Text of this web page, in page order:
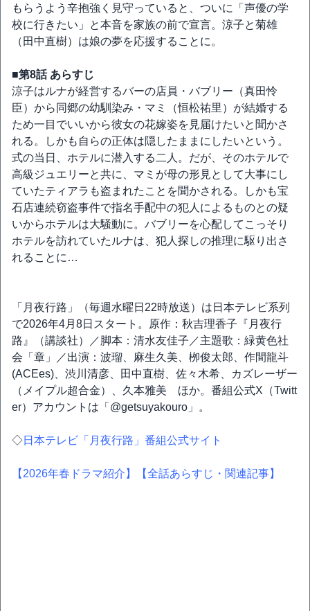
もらうよう辛抱強く見守っていると、ついに「声優の学
校に行きたい」と本音を家族の前で宣言。涼子と菊雄
（田中直樹）は娘の夢を応援することに。
■第8話 あらすじ
涼子はルナが経営するバーの店員・バブリー（真田怜
臣）から同郷の幼馴染み・マミ（恒松祐里）が結婚する
ため一目でいいから彼女の花嫁姿を見届けたいと聞かさ
れる。しかも自らの正体は隠したままにしたいという。
式の当日、ホテルに潜入する二人。だが、そのホテルで
高級ジュエリーと共に、マミが母の形見として大事にし
ていたティアラも盗まれたことを聞かされる。しかも宝
石店連続窃盗事件で指名手配中の犯人によるものとの疑
いからホテルは大騒動に。バブリーを心配してこっそり
ホテルを訪れていたルナは、犯人探しの推理に駆り出さ
れることに…
「月夜行路」（毎週水曜日22時放送）は日本テレビ系列
で2026年4月8日スタート。原作：秋吉理香子『月夜行
路』（講談社）／脚本：清水友佳子／主題歌：緑黄色社
会「章」／出演：波瑠、麻生久美、栁俊太郎、作間龍斗
(ACEes)、渋川清彦、田中直樹、佐々木希、カズレーザー
（メイプル超合金）、久本雅美 ほか。番組公式X（Twitt
er）アカウントは「@getsuyakouro」。
◇日本テレビ「月夜行路」番組公式サイト
【2026年春ドラマ紹介】 【全話あらすじ・関連記事】